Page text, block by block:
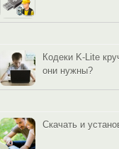
Кодеки K-Lite
они нужны?
Скачать и